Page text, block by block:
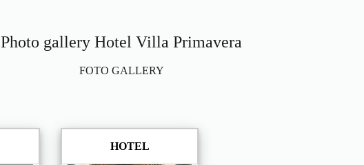
Photo gallery Hotel Villa Primavera
FOTO GALLERY
HOTEL